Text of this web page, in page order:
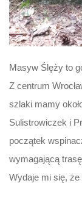
Masyw Ślęży to
Z centrum
szlaki mamy
Sulistrowiczek i
początek
wymagającą
Wydaje mi się,